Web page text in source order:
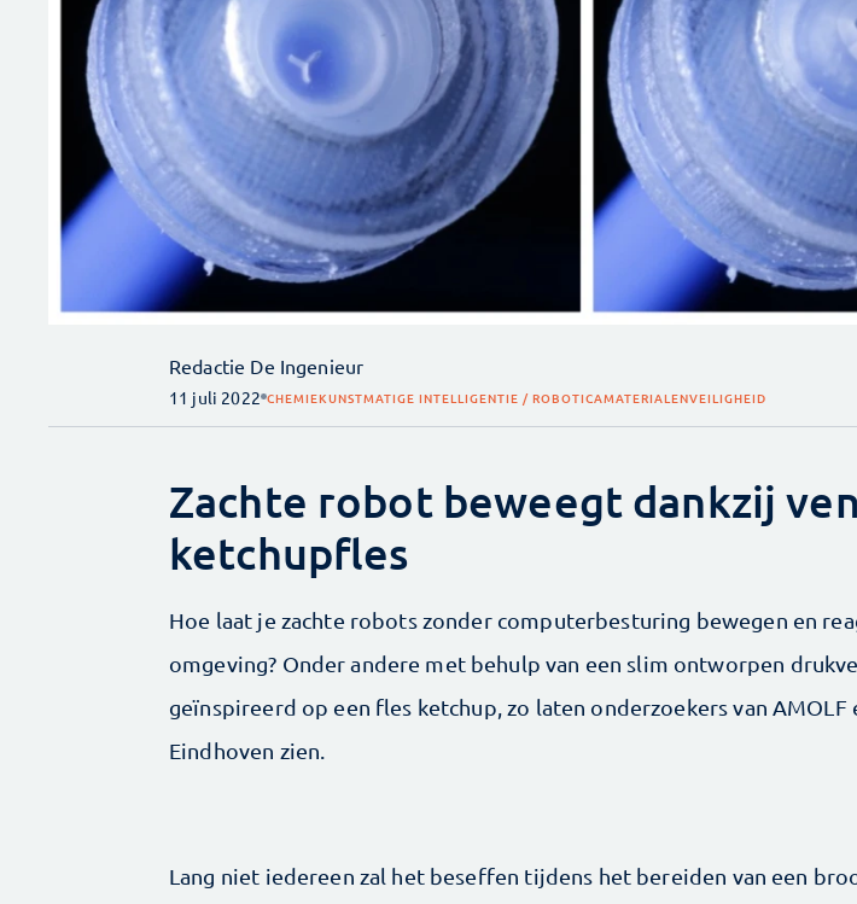
Redactie De Ingenieur
11 juli 2022 CHEMIEKUNSTMATIGE INTELLIGENTIE / ROBOTICAMATERIALENVEILIGHEID
Zachte robot beweegt dankzij
ketchupfles
Hoe laat je zachte robots zonder computerbesturing bewegen en
omgeving? Onder andere met behulp van een slim ontworpen
geïnspireerd op een fles ketchup, zo laten onderzoekers van AMOLF
Eindhoven zien.
Lang niet iedereen zal het beseffen tijdens het bereiden van een